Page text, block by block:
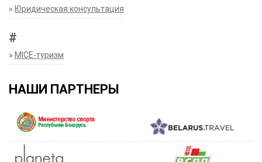
» Юридическая консультация
#
» MICE-туризм
НАШИ ПАРТНЕРЫ